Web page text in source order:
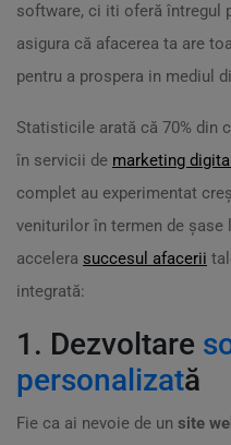
software, ci iti oferă întregul
asigura că afacerea ta are
pentru a prospera in mediul
Statisticile arată că 70% din
în servicii de marketing digital
complet au experimentat
veniturilor în termen de șase
accelera succesul afacerii
integrată:
1. Dezvoltare
personalizată
Fie ca ai nevoie de un site